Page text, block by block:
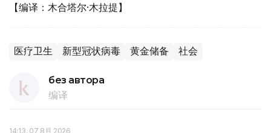
【编译：木合塔尔·木拉提】
医疗卫生 新型冠状病毒 黄金储备 社会
без автора
编译
14:13, 07 8月 2026